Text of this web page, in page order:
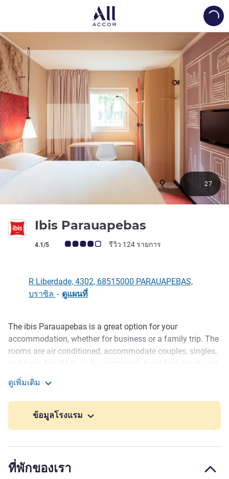
Ibis Parauapebas
คะแนนความคิดเห็นจากแขก (เรทติ้งบน ALL)
4.1/5 รีวิว 124 รายการ
27
R Liberdade, 4302, 68515000 PARAUAPEBAS,
บราซิล - ดูแผนที่
รายละเอียด
The ibis Parauapebas is a great option for your
accommodation, whether for business or a family trip. The
rooms are air conditioned, accommodate couples, singles,
dinner are served. All optional and with a varied menu. The
bar is open 24 hours a day in a friendly space. In addition,
the ibis Parauapebas hotel has a business center to help
with work tasks and a parking lot with 70 spaces. And your
The ibis Parauapebas is well located and allows you to
quickly reach various points of interest. Partage Shopping
is just a 4-minute drive from the hotel for shopping and
ดูเพิ่มเติม
ข้อมูลโรงแรม
ที่พักของเรา